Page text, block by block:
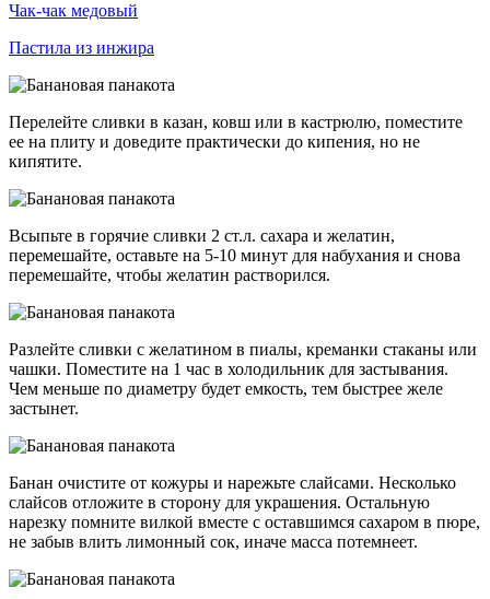
Чак-чак медовый
Пастила из инжира
Перелейте сливки в казан, ковш или в кастрюлю, поместите
ее на плиту и доведите практически до кипения, но не
кипятите.
Всыпьте в горячие сливки 2 ст.л. сахара и желатин,
перемешайте, оставьте на 5-10 минут для набухания и снова
перемешайте, чтобы желатин растворился.
Разлейте сливки с желатином в пиалы, креманки стаканы или
чашки. Поместите на 1 час в холодильник для застывания.
Чем меньше по диаметру будет емкость, тем быстрее желе
застынет.
Банан очистите от кожуры и нарежьте слайсами. Несколько
слайсов отложите в сторону для украшения. Остальную
нарезку помните вилкой вместе с оставшимся сахаром в пюре,
не забыв влить лимонный сок, иначе масса потемнеет.